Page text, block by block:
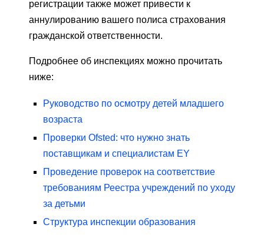
регистрации также может привести к
аннулированию вашего полиса страхования
гражданской ответственности.
Подробнее об инспекциях можно прочитать
ниже:
Руководство по осмотру детей младшего
возраста
Проверки Ofsted: что нужно знать
поставщикам и специалистам EY
Проведение проверок на соответствие
требованиям Реестра учреждений по уходу
за детьми
Структура инспекции образования